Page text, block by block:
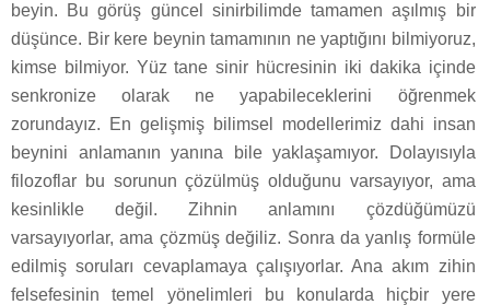
beyin. Bu görüş güncel sinirbilimde tamamen aşılmış bir
düşünce. Bir kere beynin tamamının ne yaptığını bilmiyoruz,
kimse bilmiyor. Yüz tane sinir hücresinin iki dakika içinde
senkronize olarak ne yapabileceklerini öğrenmek
zorundayız. En gelişmiş bilimsel modellerimiz dahi insan
beynini anlamanın yanına bile yaklaşamıyor. Dolayısıyla
filozoflar bu sorunun çözülmüş olduğunu varsayıyor, ama
kesinlikle değil. Zihnin anlamını çözdüğümüzü
varsayıyorlar, ama çözmüş değiliz. Sonra da yanlış formüle
edilmiş soruları cevaplamaya çalışıyorlar. Ana akım zihin
felsefesinin temel yönelimleri bu konularda hiçbir yere